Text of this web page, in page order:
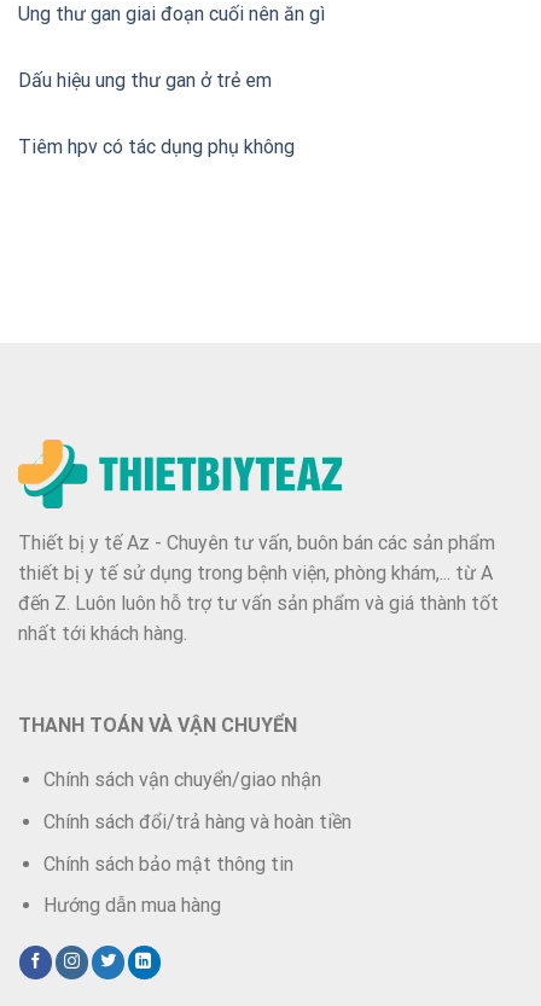
Ung thư gan giai đoạn cuối nên ăn gì
Dấu hiệu ung thư gan ở trẻ em
Tiêm hpv có tác dụng phụ không
Thiết bị y tế Az - Chuyên tư vấn, buôn bán các sản phẩm
thiết bị y tế sử dụng trong bệnh viện, phòng khám,... từ A
đến Z. Luôn luôn hỗ trợ tư vấn sản phẩm và giá thành tốt
nhất tới khách hàng.
THANH TOÁN VÀ VẬN CHUYỂN
Chính sách vận chuyển/giao nhận
Chính sách đổi/trả hàng và hoàn tiền
Chính sách bảo mật thông tin
Hướng dẫn mua hàng